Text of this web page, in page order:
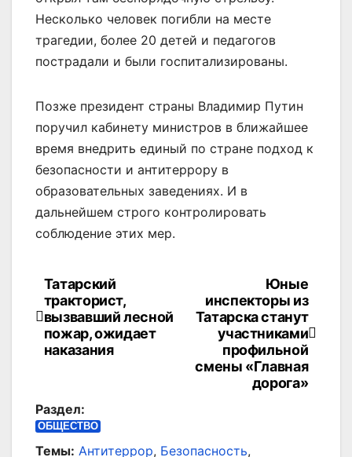
Несколько человек погибли на месте
трагедии, более 20 детей и педагогов
пострадали и были госпитализированы.
Позже президент страны Владимир Путин
поручил кабинету министров в ближайшее
время внедрить единый по стране подход к
безопасности и антитеррору в
образовательных заведениях. И в
дальнейшем строго контролировать
соблюдение этих мер.
Навигация
по
записям
Юные
инспекторы из
Татарска станут
участниками
профильной
смены «Главная
дорога»
Татарский
тракторист,
вызвавший лесной
пожар, ожидает
наказания
Раздел:
ОБЩЕСТВО
Темы: Антитеррор, Безопасность,